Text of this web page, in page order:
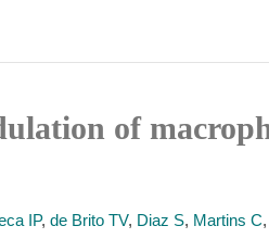
of
IP, de Brito TV, Diaz S, Martins C,